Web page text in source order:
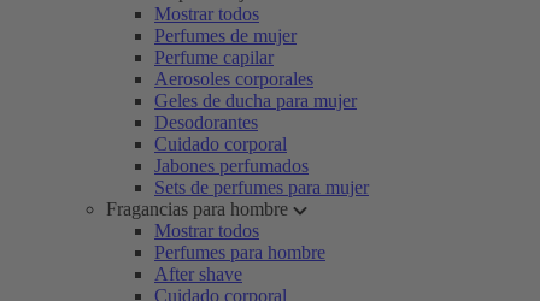
Mostrar todos
Perfumes de mujer
Perfume capilar
Aerosoles corporales
Geles de ducha para mujer
Desodorantes
Cuidado corporal
Jabones perfumados
Sets de perfumes para mujer
Fragancias para hombre
Mostrar todos
Perfumes para hombre
After shave
Cuidado corporal